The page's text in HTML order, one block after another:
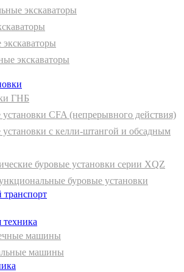
экскаваторы
экскаваторы
ГНБ
CFA (непрерывного действия)
установки с келли-штангой и обсадным
буровые установки серии XQZ
буровые установки
машины
машины